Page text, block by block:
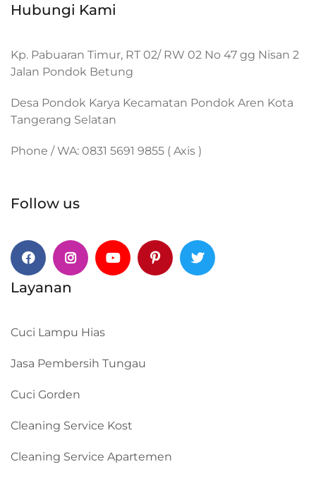
Hubungi Kami
Kp. Pabuaran Timur, RT 02/ RW 02 No 47 gg Nisan 2
Jalan Pondok Betung
Desa Pondok Karya Kecamatan Pondok Aren Kota
Tangerang Selatan
Phone / WA: 0831 5691 9855 ( Axis )
Follow us
FacebookInstagram
Layanan
Cuci Lampu Hias
Jasa Pembersih Tungau
Cuci Gorden
Cleaning Service Kost
Cleaning Service Apartemen